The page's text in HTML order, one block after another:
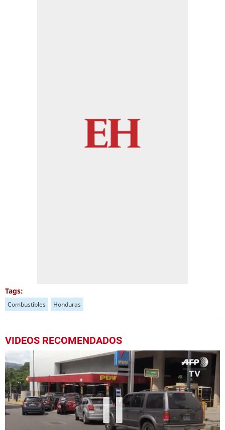
Tags:
Combustibles Honduras
VIDEOS RECOMENDADOS